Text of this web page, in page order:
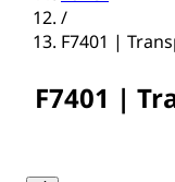
/
F7401 |
F7401 |